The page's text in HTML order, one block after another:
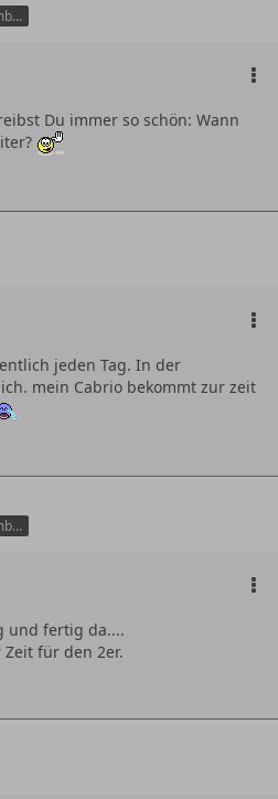
Moderator & VIP-Member
Du immer so schön: Wann
jeden Tag. In der
mein Cabrio bekommt zur zeit
Moderator & VIP-Member
und fertig da....
für den 2er.